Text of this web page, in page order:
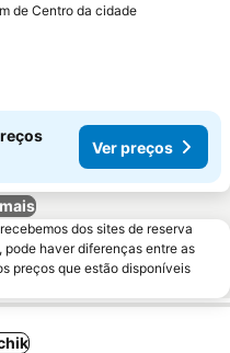
de Centro da cidade
Ver preços
dos sites de reserva
pode haver diferenças entre as
preços que estão disponíveis